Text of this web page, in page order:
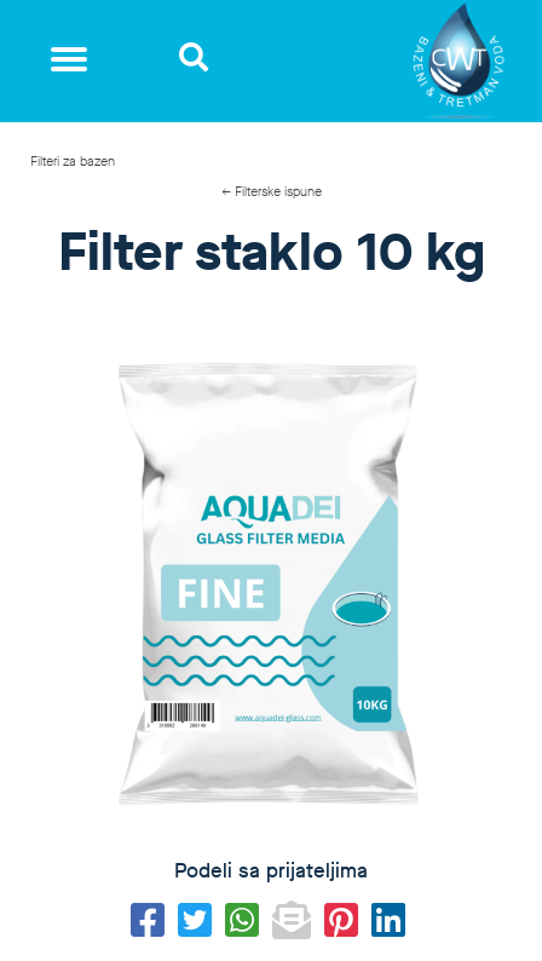
Filteri za bazen
← Filterske ispune
Filter staklo 10 kg
Podeli sa prijateljima